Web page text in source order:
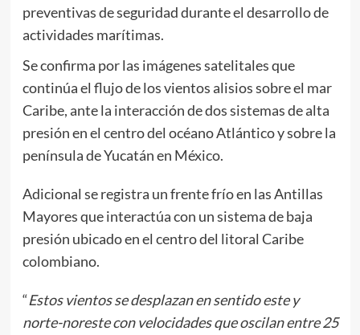
preventivas de seguridad durante el desarrollo de
actividades marítimas.
Se confirma por las imágenes satelitales que
continúa el flujo de los vientos alisios sobre el mar
Caribe, ante la interacción de dos sistemas de alta
presión en el centro del océano Atlántico y sobre la
península de Yucatán en México.
Adicional se registra un frente frío en las Antillas
Mayores que interactúa con un sistema de baja
presión ubicado en el centro del litoral Caribe
colombiano.
“Estos vientos se desplazan en sentido este y
norte-noreste con velocidades que oscilan entre 25